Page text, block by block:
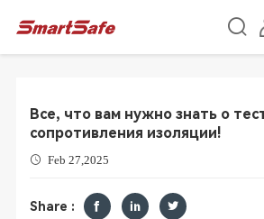
Все, что вам нужно знать о
сопротивления изоляции!
Feb 27,2025
Share :